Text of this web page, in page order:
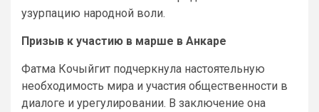
узурпацию народной воли.
Призыв к участию в марше в Анкаре
Фатма Кочыйгит подчеркнула настоятельную
необходимость мира и участия общественности в
диалоге и урегулировании. В заключение она